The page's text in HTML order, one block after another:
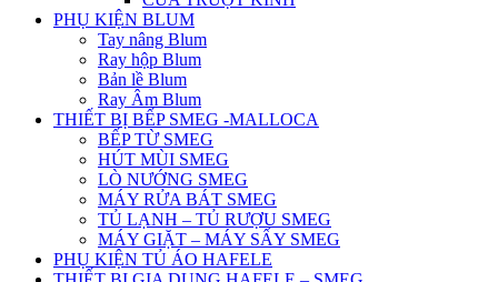
PHỤ KIỆN BLUM
Tay nâng Blum
Ray hộp Blum
Bản lề Blum
Ray Âm Blum
THIẾT BỊ BẾP SMEG -MALLOCA
BẾP TỪ SMEG
HÚT MÙI SMEG
LÒ NƯỚNG SMEG
MÁY RỬA BÁT SMEG
TỦ LẠNH – TỦ RƯỢU SMEG
MÁY GIẶT – MÁY SẤY SMEG
PHỤ KIỆN TỦ ÁO HAFELE